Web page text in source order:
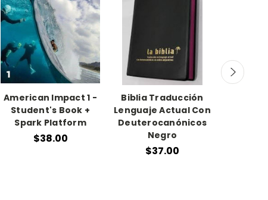
American Impact 1 -
Student's Book +
Spark Platform
$38.00
Biblia Traducción
Lenguaje Actual Con
Deuterocanónicos
Negro
$37.00